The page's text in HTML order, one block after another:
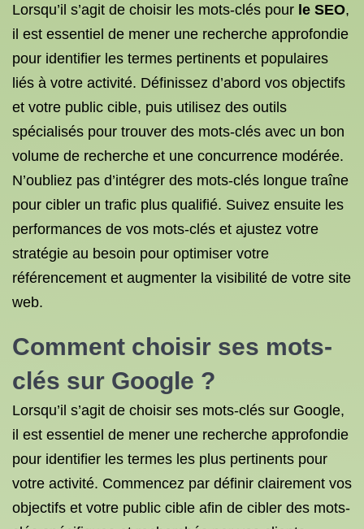
Lorsqu’il s’agit de choisir les mots-clés pour le SEO,
il est essentiel de mener une recherche approfondie
pour identifier les termes pertinents et populaires
liés à votre activité. Définissez d’abord vos objectifs
et votre public cible, puis utilisez des outils
spécialisés pour trouver des mots-clés avec un bon
volume de recherche et une concurrence modérée.
N’oubliez pas d’intégrer des mots-clés longue traîne
pour cibler un trafic plus qualifié. Suivez ensuite les
performances de vos mots-clés et ajustez votre
stratégie au besoin pour optimiser votre
référencement et augmenter la visibilité de votre site
web.
Comment choisir ses mots-
clés sur Google ?
Lorsqu’il s’agit de choisir ses mots-clés sur Google,
il est essentiel de mener une recherche approfondie
pour identifier les termes les plus pertinents pour
votre activité. Commencez par définir clairement vos
objectifs et votre public cible afin de cibler des mots-